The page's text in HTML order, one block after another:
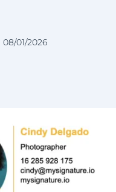
01/2026